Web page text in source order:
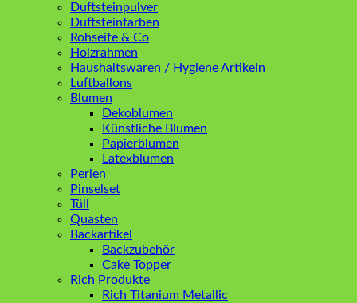
Duftsteinpulver
Duftsteinfarben
Rohseife & Co
Holzrahmen
Haushaltswaren / Hygiene Artikeln
Luftballons
Blumen
Dekoblumen
Künstliche Blumen
Papierblumen
Latexblumen
Perlen
Pinselset
Tüll
Quasten
Backartikel
Backzubehör
Cake Topper
Rich Produkte
Rich Titanium Metallic